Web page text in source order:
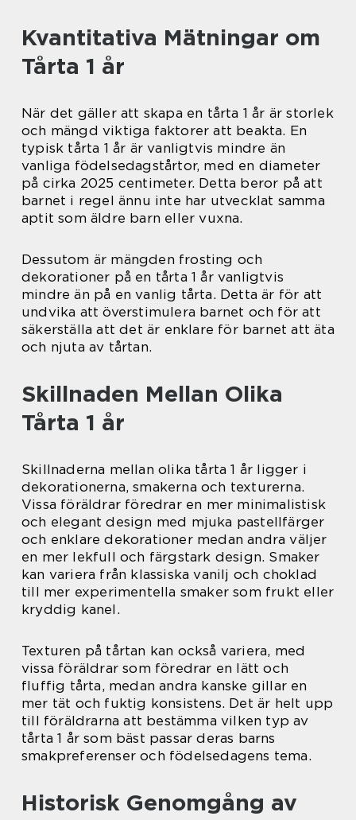
Kvantitativa Mätningar om
Tårta 1 år
När det gäller att skapa en tårta 1 år är storlek
och mängd viktiga faktorer att beakta. En
typisk tårta 1 år är vanligtvis mindre än
vanliga födelsedagstårtor, med en diameter
på cirka 2025 centimeter. Detta beror på att
barnet i regel ännu inte har utvecklat samma
aptit som äldre barn eller vuxna.
Dessutom är mängden frosting och
dekorationer på en tårta 1 år vanligtvis
mindre än på en vanlig tårta. Detta är för att
undvika att överstimulera barnet och för att
säkerställa att det är enklare för barnet att äta
och njuta av tårtan.
Skillnaden Mellan Olika
Tårta 1 år
Skillnaderna mellan olika tårta 1 år ligger i
dekorationerna, smakerna och texturerna.
Vissa föräldrar föredrar en mer minimalistisk
och elegant design med mjuka pastellfärger
och enklare dekorationer medan andra väljer
en mer lekfull och färgstark design. Smaker
kan variera från klassiska vanilj och choklad
till mer experimentella smaker som frukt eller
kryddig kanel.
Texturen på tårtan kan också variera, med
vissa föräldrar som föredrar en lätt och
fluffig tårta, medan andra kanske gillar en
mer tät och fuktig konsistens. Det är helt upp
till föräldrarna att bestämma vilken typ av
tårta 1 år som bäst passar deras barns
smakpreferenser och födelsedagens tema.
Historisk Genomgång av